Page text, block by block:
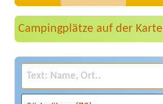
Campingplätze auf der Karte